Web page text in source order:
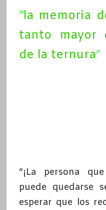
“la memoria
tanto mayor
de la ternura”
“¡La persona
puede quedarse
esperar que los